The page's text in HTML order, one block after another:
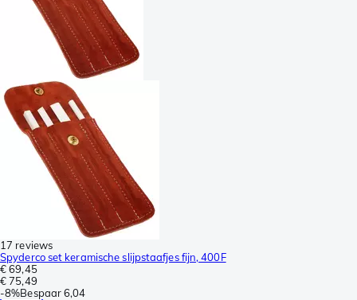
17 reviews
Spyderco set keramische slijpstaafjes fijn, 400F
€ 69,45
€ 75,49
-8%Bespaar6,04